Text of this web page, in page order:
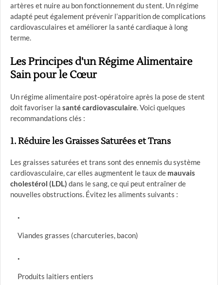
artères et nuire au bon fonctionnement du stent. Un régime
adapté peut également prévenir l’apparition de complications
cardiovasculaires et améliorer la santé cardiaque à long
terme.
Les Principes d'un Régime Alimentaire
Sain pour le Cœur
Un régime alimentaire post-opératoire après la pose de stent
doit favoriser la santé cardiovasculaire. Voici quelques
recommandations clés :
1.Réduire les Graisses Saturées et Trans
Les graisses saturées et trans sont des ennemis du système
cardiovasculaire, car elles augmentent le taux de mauvais
cholestérol (LDL) dans le sang, ce qui peut entraîner de
nouvelles obstructions. Évitez les aliments suivants :
Viandes grasses (charcuteries, bacon)
Produits laitiers entiers